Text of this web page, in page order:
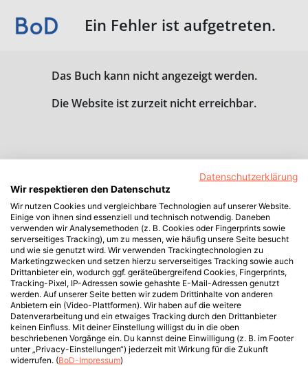
Ein Fehler ist aufgetreten.
Das Buch kann nicht angezeigt werden.
Die Website ist zurzeit nicht erreichbar.
Datenschutzerklärung
Wir respektieren den Datenschutz
Wir nutzen Cookies und vergleichbare Technologien auf unserer Website.
Einige von ihnen sind essenziell und technisch notwendig. Daneben
verwenden wir Analysemethoden (z. B. Cookies oder Fingerprints sowie
serverseitiges Tracking), um zu messen, wie häufig unsere Seite besucht
und wie sie genutzt wird. Wir verwenden Trackingtechnologien zu
Marketingzwecken und setzen hierzu serverseitiges Tracking sowie auch
Drittanbieter ein, wodurch ggf. geräteübergreifend Cookies, Fingerprints,
Tracking-Pixel, IP-Adressen sowie gehashte E-Mail-Adressen genutzt
werden. Auf unserer Seite betten wir zudem Drittinhalte von anderen
Anbietern ein (Video-Plattformen). Wir haben auf die weitere
Datenverarbeitung und ein etwaiges Tracking durch den Drittanbieter
keinen Einfluss. Mit deiner Einstellung willigst du in die oben
beschriebenen Vorgänge ein. Du kannst deine Einwilligung (z. B. im Footer
unter „Privacy-Einstellungen“) jederzeit mit Wirkung für die Zukunft
widerrufen. (BoD-Impressum)